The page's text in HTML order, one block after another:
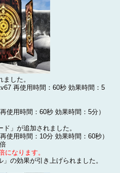
した。
再使用時間：60秒 効果時間：5
使用時間：60秒 効果時間：5分）
」が追加されました。
使用時間：10分 効果時間：60秒）
なります。
の効果が引き上げられました。